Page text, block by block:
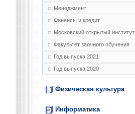
Менеджмент
Финансы и кредит
Московский открытый институт
Факультет заочного обучения
Год выпуска 2021
Год выпуска 2020
Физическая культура
Информатика